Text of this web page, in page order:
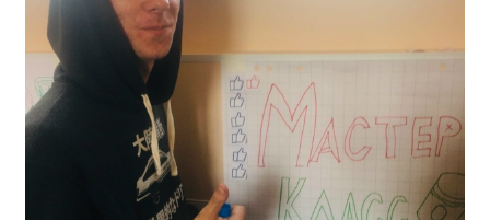
Организация питания в образовательной
организации
УЧЕБНАЯ РАБОТА
Расписание занятий
Заочное отделение
Локальные акты